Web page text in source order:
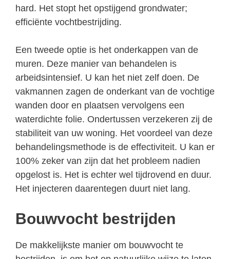
hard. Het stopt het opstijgend grondwater;
efficiënte vochtbestrijding.
Een tweede optie is het onderkappen van de
muren. Deze manier van behandelen is
arbeidsintensief. U kan het niet zelf doen. De
vakmannen zagen de onderkant van de vochtige
wanden door en plaatsen vervolgens een
waterdichte folie. Ondertussen verzekeren zij de
stabiliteit van uw woning. Het voordeel van deze
behandelingsmethode is de effectiviteit. U kan er
100% zeker van zijn dat het probleem nadien
opgelost is. Het is echter wel tijdrovend en duur.
Het injecteren daarentegen duurt niet lang.
Bouwvocht bestrijden
De makkelijkste manier om bouwvocht te